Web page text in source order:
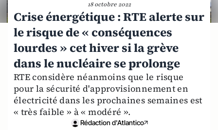
18 octobre 2022
Crise énergétique : RTE alerte sur
le risque de « conséquences
lourdes » cet hiver si la grève
dans le nucléaire se prolonge
RTE considère néanmoins que le risque
pour la sécurité d'approvisionnement en
électricité dans les prochaines semaines est
« très faible » à « modéré ».
Rédaction d'Atlantico